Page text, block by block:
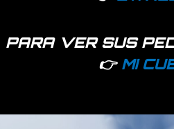
PARA VER SUS
👉 MI